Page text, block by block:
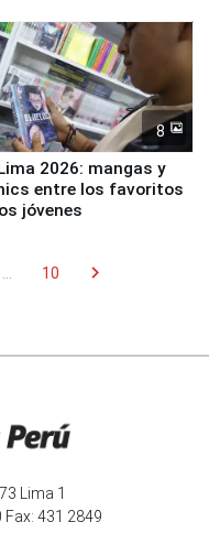
8
2026: mangas y
entre los favoritos
jóvenes
10 chevron_right
Lima 1
431 2849